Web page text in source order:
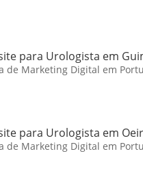
para Urologista em
de Marketing Digital em
para Urologista em
de Marketing Digital em